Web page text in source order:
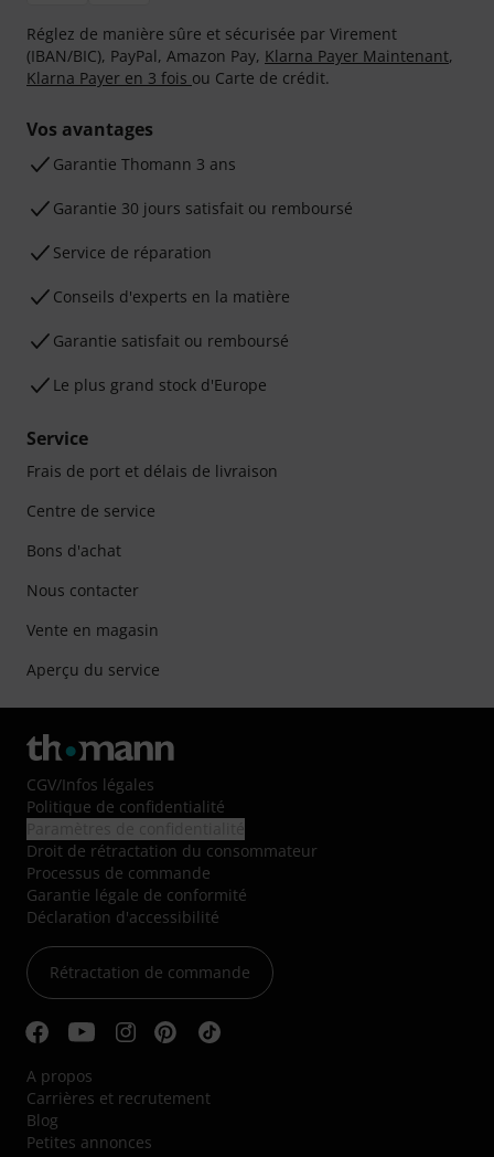
Réglez de manière sûre et sécurisée par Virement
(IBAN/BIC), PayPal, Amazon Pay, Klarna Payer Maintenant,
Klarna Payer en 3 fois ou Carte de crédit.
Vos avantages
Ga­ran­tie Thomann 3 ans
Garantie 30 jours satisfait ou remboursé
Service de réparation
Conseils d'experts en la matière
Garantie satisfait ou remboursé
Le plus grand stock d'Europe
Service
Frais de port et délais de livraison
Centre de service
Bons d'achat
Nous contacter
Vente en magasin
Aperçu du service
CGV/Infos légales
Politique de confidentialité
Droit de rétractation du consommateur
Processus de commande
Garantie légale de conformité
Déclaration d'accessibilité
Rétractation de commande
A propos
Carrières et recrutement
Blog
Petites annonces